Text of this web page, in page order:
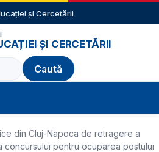
și Cercetării
ȘI CERCETĂRII
din Cluj-Napoca de retragere a
concursului pentru ocuparea postului